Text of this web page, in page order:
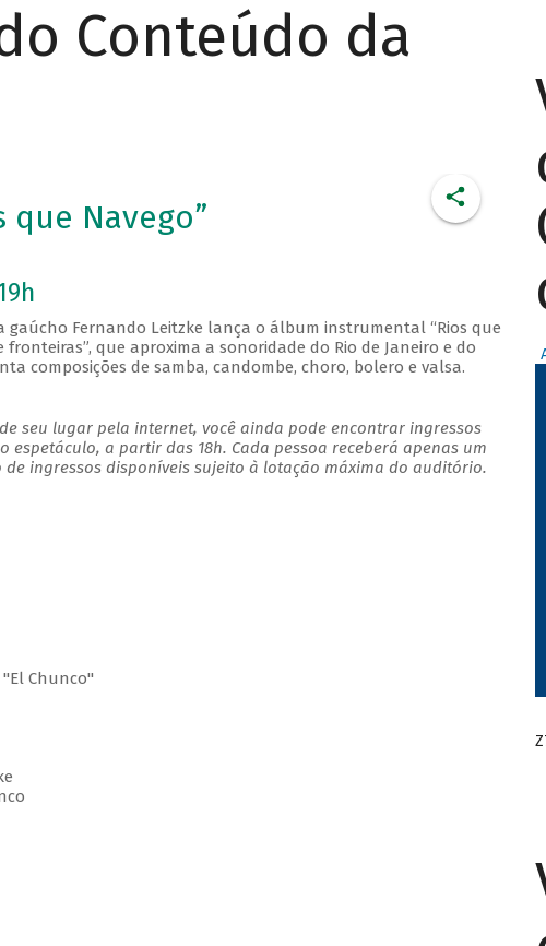
Conteúdo da
que Navego”
gaúcho Fernando Leitzke lança o álbum instrumental “Rios que
fronteiras”, que aproxima a sonoridade do Rio de Janeiro e do
composições de samba, candombe, choro, bolero e valsa.
seu lugar pela internet, você ainda pode encontrar ingressos
espetáculo, a partir das 18h. Cada pessoa receberá apenas um
ingressos disponíveis sujeito à lotação máxima do auditório.
Chunco"